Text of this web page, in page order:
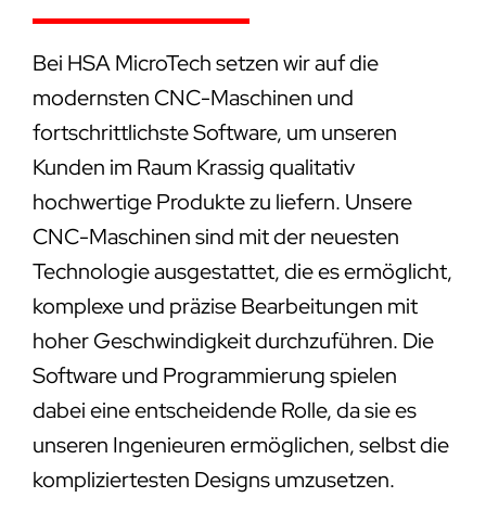
Bei HSA MicroTech setzen wir auf die
modernsten CNC-Maschinen und
fortschrittlichste Software, um unseren
Kunden im Raum Krassig qualitativ
hochwertige Produkte zu liefern. Unsere
CNC-Maschinen sind mit der neuesten
Technologie ausgestattet, die es ermöglicht,
komplexe und präzise Bearbeitungen mit
hoher Geschwindigkeit durchzuführen. Die
Software und Programmierung spielen
dabei eine entscheidende Rolle, da sie es
unseren Ingenieuren ermöglichen, selbst die
kompliziertesten Designs umzusetzen.